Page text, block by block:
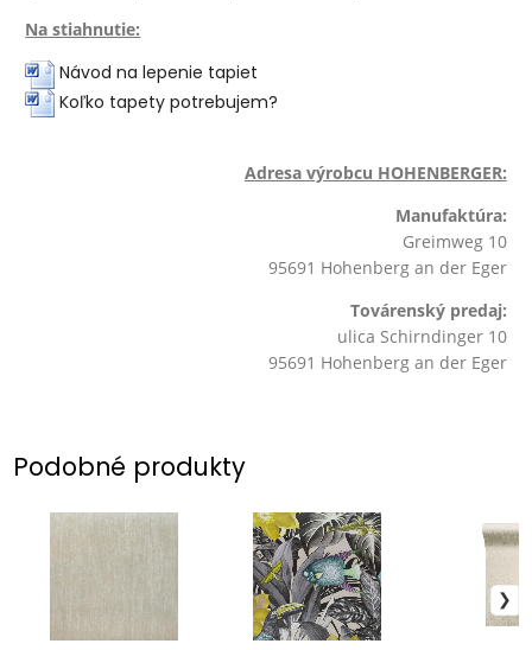
Na stiahnutie:
Návod na lepenie tapiet
Koľko tapety potrebujem?
Adresa výrobcu HOHENBERGER:
Manufaktúra:
Greimweg 10
95691 Hohenberg an der Eger
Továrenský predaj:
ulica Schirndinger 10
95691 Hohenberg an der Eger
Podobné produkty